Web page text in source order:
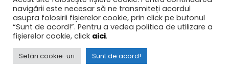
Contact
Ultima modificare a paginii 15/04/2024
navigării este necesar să ne transmiteți acordul
asupra folosirii fișierelor cookie, prin click pe butonul
“Sunt de acord!”. Pentru a vedea politica de utilizare a
fișierelor cookie, click aici.
Setări cookie-uri Sunt de acord!